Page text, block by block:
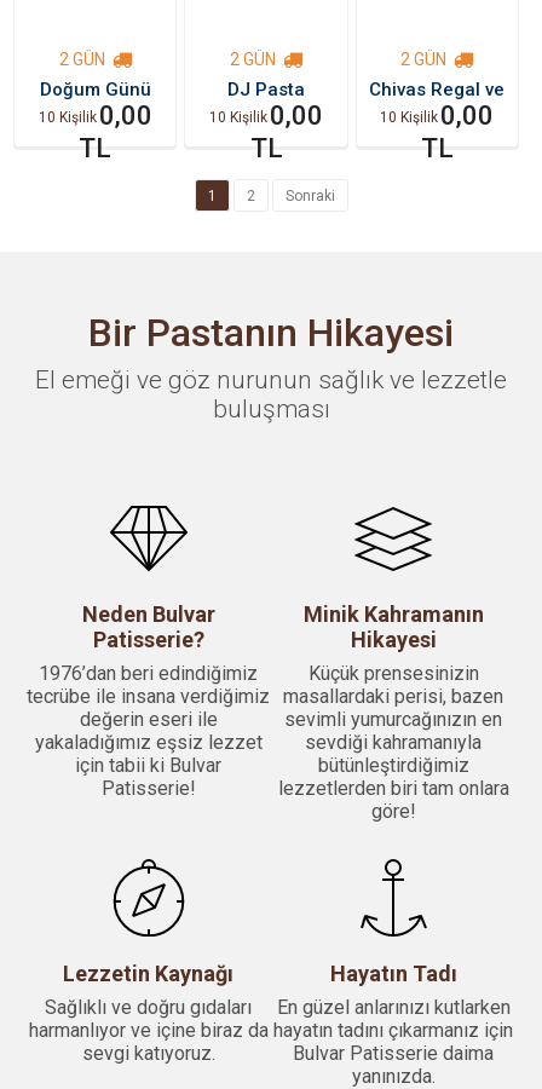
2 GÜN
Doğum Günü
Dolarlı Pasta
10 Kişilik 0,00
TL
2 GÜN
DJ Pasta
10 Kişilik 0,00
TL
2 GÜN
Chivas Regal ve
Şampanya
Temalı Doğum
Günü Pastası
10 Kişilik 0,00
TL
1 2 Sonraki
Bir Pastanın Hikayesi
El emeği ve göz nurunun sağlık ve lezzetle
buluşması
Neden Bulvar
Patisserie?
1976’dan beri edindiğimiz
tecrübe ile insana verdiğimiz
değerin eseri ile
yakaladığımız eşsiz lezzet
için tabii ki Bulvar
Patisserie!
Minik Kahramanın
Hikayesi
Küçük prensesinizin
masallardaki perisi, bazen
sevimli yumurcağınızın en
sevdiği kahramanıyla
bütünleştirdiğimiz
lezzetlerden biri tam onlara
göre!
Lezzetin Kaynağı
Sağlıklı ve doğru gıdaları
harmanlıyor ve içine biraz da
sevgi katıyoruz.
Hayatın Tadı
En güzel anlarınızı kutlarken
hayatın tadını çıkarmanız için
Bulvar Patisserie daima
yanınızda.